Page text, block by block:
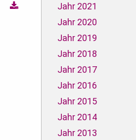
Jahr 2021
Jahr 2020
Jahr 2019
Jahr 2018
Jahr 2017
Jahr 2016
Jahr 2015
Jahr 2014
Jahr 2013